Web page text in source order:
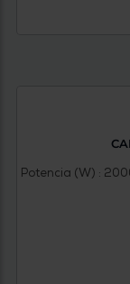
Potencia (W) :